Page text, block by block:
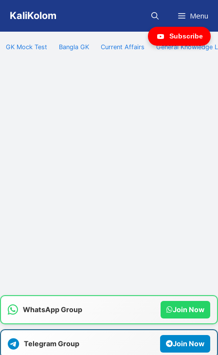
content
KaliKolom Menu
GK Mock Test Bangla GK Current Affairs General Knowledge
WhatsApp Group Join Now
Telegram Group Join Now
Subscribe